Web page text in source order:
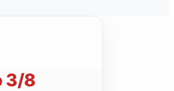
3/8